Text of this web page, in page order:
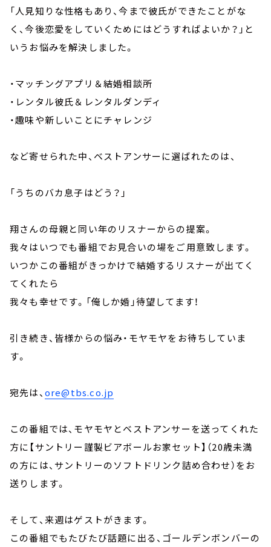
「人見知りな性格もあり、今まで彼氏ができたことがな
く、今後恋愛をしていくためにはどうすればよいか？」と
いうお悩みを解決しました。
・マッチングアプリ＆結婚相談所
・レンタル彼氏＆レンタルダンディ
・趣味や新しいことにチャレンジ
など寄せられた中、ベストアンサーに選ばれたのは、
「うちのバカ息子はどう？」
翔さんの母親と同い年のリスナーからの提案。
我々はいつでも番組でお見合いの場をご用意致します。
いつかこの番組がきっかけで結婚するリスナーが出てく
てくれたら
我々も幸せです。「俺しか婚」待望してます！
引き続き、皆様からの悩み・モヤモヤをお待ちしていま
す。
宛先は、ore@tbs.co.jp
この番組では、モヤモヤとベストアンサーを送ってくれた
方に【サントリー謹製ビアボールお家セット】（20歳未満
の方には、サントリーのソフトドリンク詰め合わせ）をお
送りします。
そして、来週はゲストがきます。
この番組でもたびたび話題に出る、ゴールデンボンバーの